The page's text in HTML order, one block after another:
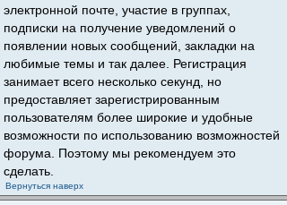
электронной почте, участие в группах,
подписки на получение уведомлений о
появлении новых сообщений, закладки на
любимые темы и так далее. Регистрация
занимает всего несколько секунд, но
предоставляет зарегистрированным
пользователям более широкие и удобные
возможности по использованию возможностей
форума. Поэтому мы рекомендуем это
сделать.
Вернуться наверх